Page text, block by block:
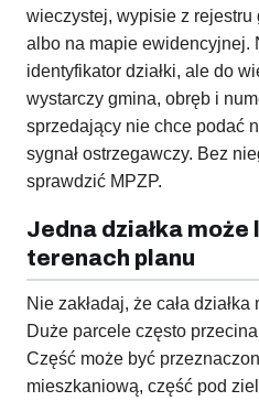
wieczystej, wypisie z
albo na mapie ewidencyjnej.
identyfikator działki, ale do
wystarczy gmina, obręb i
sprzedający nie chce podać
sygnał ostrzegawczy. Bez
sprawdzić MPZP.
Jedna działka może
terenach planu
Nie zakładaj, że cała
Duże parcele często
Część może być
mieszkaniową, część pod